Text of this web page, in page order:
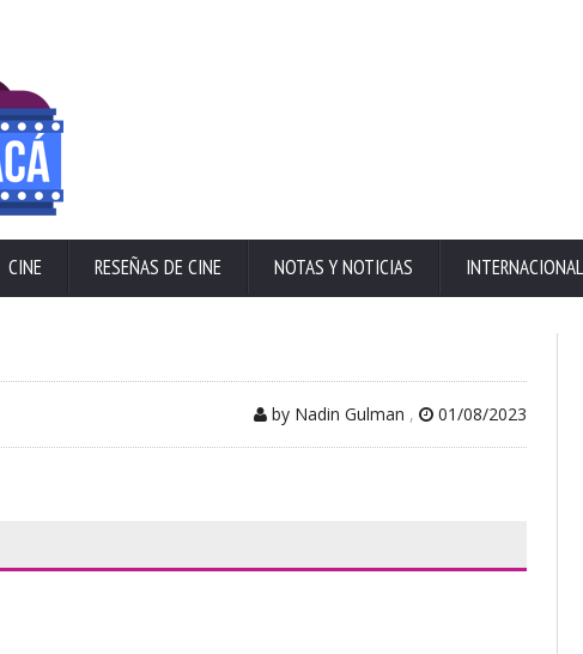
CINE RESEÑAS DE CINE NOTAS Y NOTICIAS
by Nadin Gulman , 01/08/2023